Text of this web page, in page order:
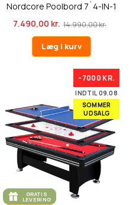
Nordcore Poolbord 7´4-IN-1
7.490,00 kr. 14.990,00 kr.
Læg i kurv
-7000 KR.
INDTIL 09.08
SOMMER
UDSALG
GRATIS
LEVERING